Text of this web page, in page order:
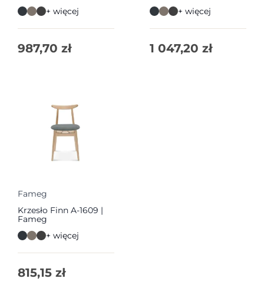
+ więcej
987,70 zł
+ więcej
1 047,20 zł
Fameg
Krzesło Finn A-1609 |
Fameg
+ więcej
815,15 zł